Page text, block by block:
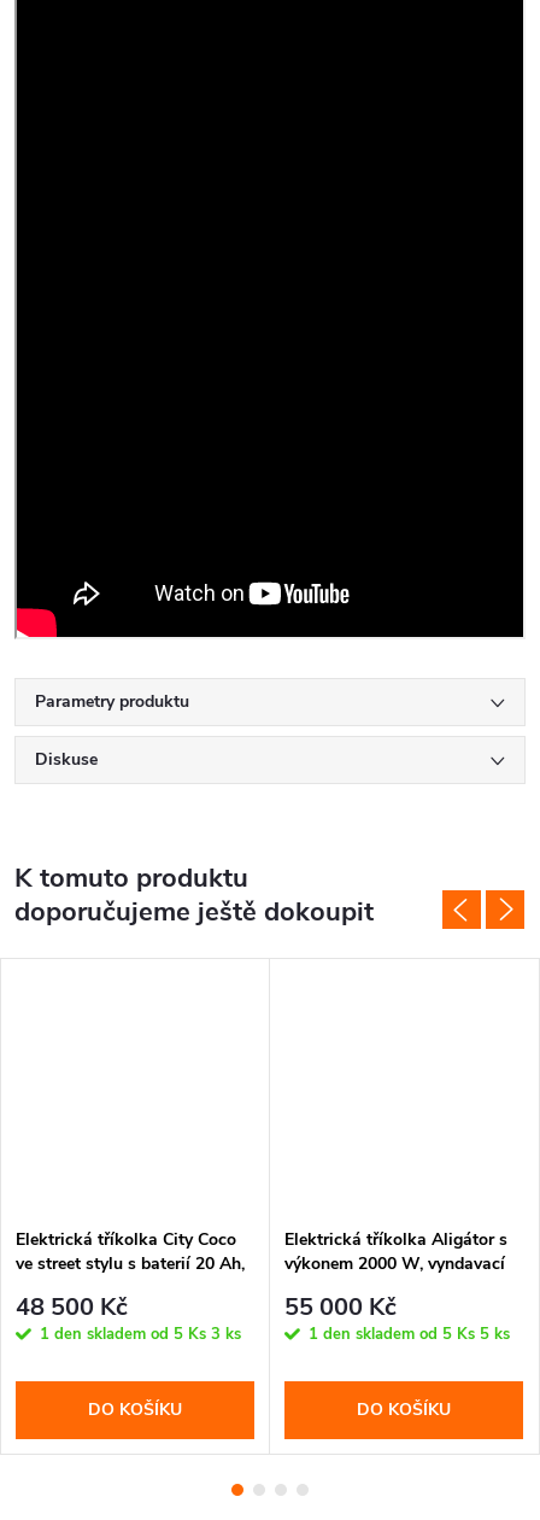
Parametry produktu
Diskuse
K tomuto produktu
doporučujeme ještě dokoupit
Elektrická tříkolka City Coco
ve street stylu s baterií 20 Ah,
designem a dojezdem až 70
km. Stylová a stabilní jízda.
48 500 Kč
1 den skladem od 5 Ks 3 ks
DO KOŠÍKU
Elektrická tříkolka Aligátor s
výkonem 2000 W, vyndavací
km, nádrží a košíkem. Stabilní
jízda a chromový design.
55 000 Kč
1 den skladem od 5 Ks 5 ks
DO KOŠÍKU